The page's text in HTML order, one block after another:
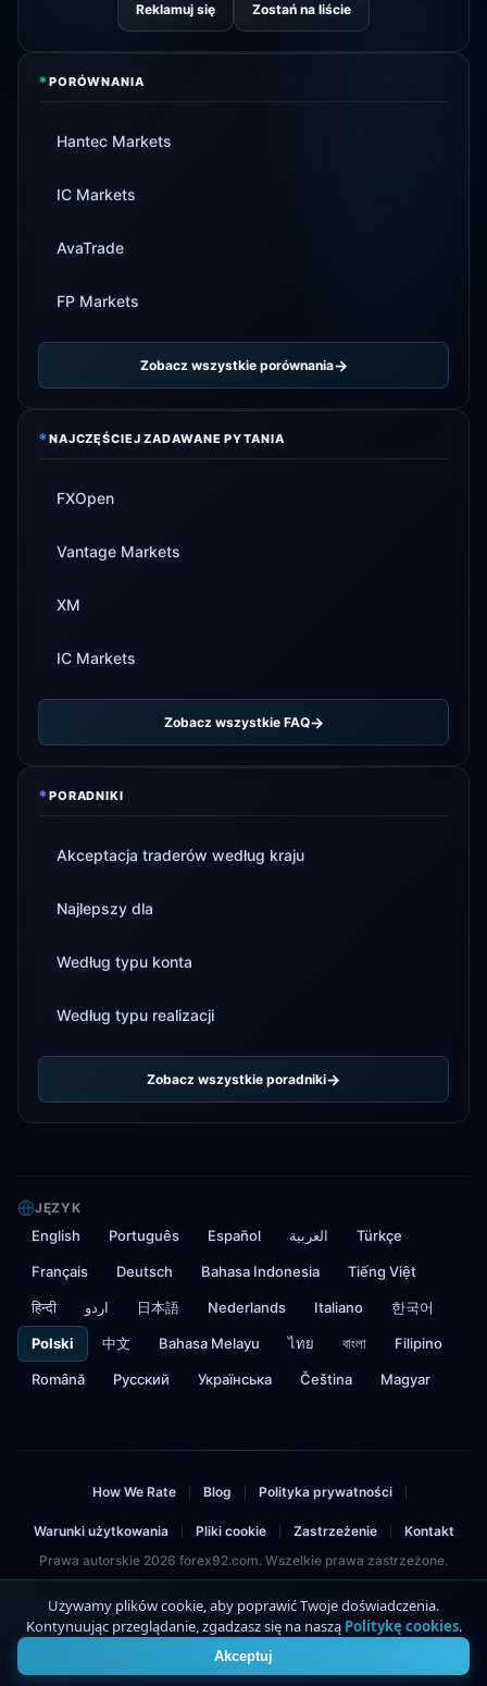
Reklamuj się Zostań na liście
*PORÓWNANIA
Hantec Markets
IC Markets
AvaTrade
FP Markets
Zobacz wszystkie porównania
*NAJCZĘŚCIEJ ZADAWANE PYTANIA
FXOpen
Vantage Markets
XM
IC Markets
Zobacz wszystkie FAQ
*PORADNIKI
Akceptacja traderów według kraju
Najlepszy dla
Według typu konta
Według typu realizacji
Zobacz wszystkie poradniki
JĘZYK
English Português Español العربية Türkçe
Français Deutsch Bahasa Indonesia Tiếng Việt
हिन्दी اردو 日本語 Nederlands Italiano 한국어
Polski 中文 Bahasa Melayu ไทย বাংলা Filipino
Română Русский Українська Čeština Magyar
How We Rate Blog Polityka prywatności
Warunki użytkowania Pliki cookie Zastrzeżenie
Kontakt
Prawa autorskie 2026 forex92.com. Wszelkie prawa zastrzeżone.
Ostrzeżenie o ryzyku: Handel na rynku forex i CFD wiąże się z wysokim ryzykiem i
może skutkować utratą zainwestowanego kapitału. Nie powinieneś inwestować
więcej, niż możesz sobie pozwolić stracić. Ta strona zawiera linki afiliacyjne.
Używamy plików cookie, aby poprawić Twoje doświadczenia.
Kontynuując przeglądanie, zgadzasz się na naszą Politykę cookies.
Akceptuj
4